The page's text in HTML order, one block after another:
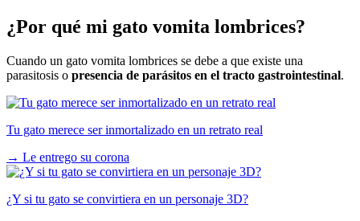
¿Por qué mi gato vomita lombrices?
Cuando un gato vomita lombrices se debe a que existe una
parasitosis o presencia de parásitos en el tracto gastrointestinal.
Tu gato merece ser inmortalizado en un retrato real
→ Le entrego su corona
¿Y si tu gato se convirtiera en un personaje 3D?